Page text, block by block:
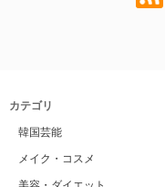
カテゴリ
韓国芸能
メイク・コスメ